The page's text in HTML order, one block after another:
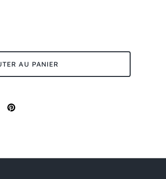
AU PANIER
Épingler